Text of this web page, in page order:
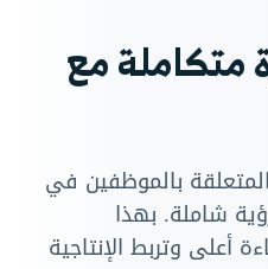
متكاملة مع
المتعلقة بالموظفين في
شاملة. بهذا
أعلى وتربط الإنتاجية